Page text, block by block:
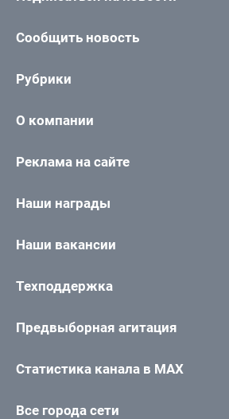
Сообщить новость
Рубрики
О компании
Реклама на сайте
Наши награды
Наши вакансии
Техподдержка
Предвыборная агитация
Статистика канала в MAX
Все города сети